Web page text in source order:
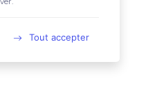
Tout accepter